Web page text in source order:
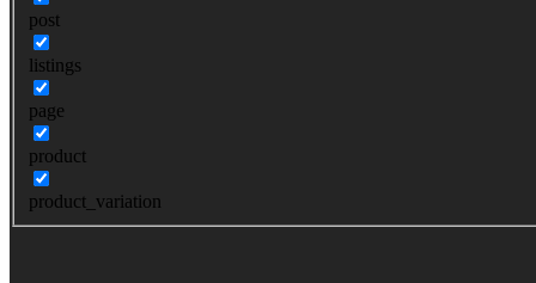
post
listings
page
product
product_variation